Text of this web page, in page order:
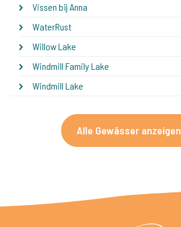
Vissen bij Anna
WaterRust
Willow Lake
Windmill Family Lake
Windmill Lake
Alle Gewässer anzeigen